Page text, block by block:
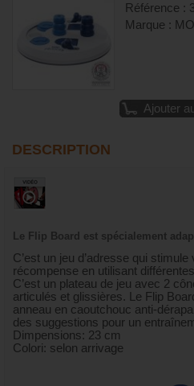
Référence :
Marque :
Ajouter
DESCRIPTION
Le Flip Board est spécialement
C’est un jeu d’adresse qui
récompense en utilisant
C’est un plateau de jeu avec 2
articulés et glissières. Le Flip
anneau en caoutchouc anti-
des suggestions pour un
Dimpensions: 23 cm
Colori: selon arrivage